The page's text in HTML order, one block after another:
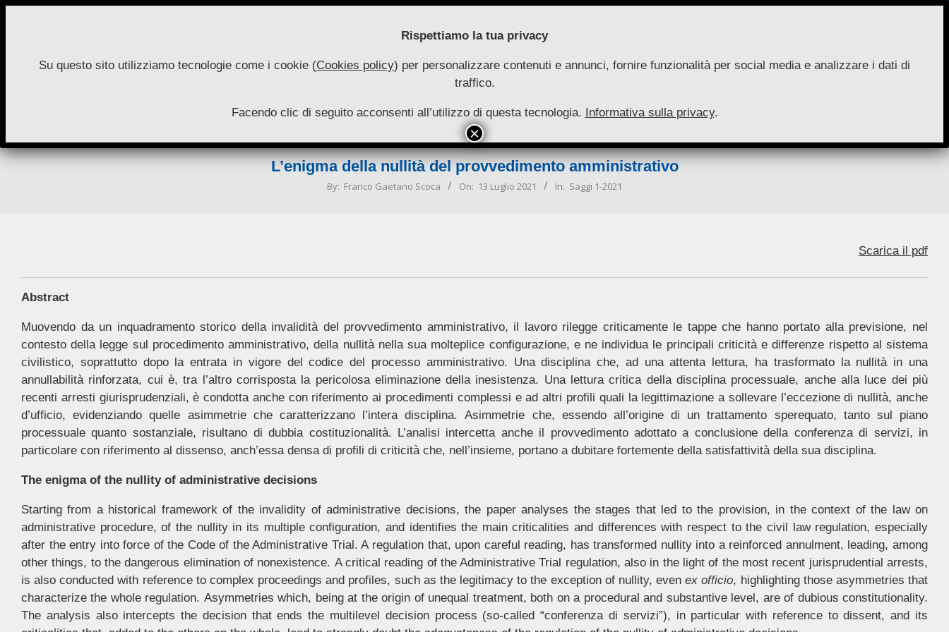
Skip
Autonomie
Primary
Navigation
Menu
COLLANA ARCHIVIO
L’enigma della nullità del provvedimento amministrativo
By: Franco Gaetano Scoca On: 13 Luglio 2021 In: Saggi 1-2021
Scarica il pdf
Abstract
Muovendo da un inquadramento storico della invalidità del provvedimento amministrativo, il lavoro rilegge criticamente le tappe che hanno portato alla previsione, nel
contesto della legge sul procedimento amministrativo, della nullità nella sua molteplice configurazione, e ne individua le principali criticità e differenze rispetto al sistema
civilistico, soprattutto dopo la entrata in vigore del codice del processo amministrativo. Una disciplina che, ad una attenta lettura, ha trasformato la nullità in una
annullabilità rinforzata, cui è, tra l’altro corrisposta la pericolosa eliminazione della inesistenza. Una lettura critica della disciplina processuale, anche alla luce dei più
recenti arresti giurisprudenziali, è condotta anche con riferimento ai procedimenti complessi e ad altri profili quali la legittimazione a sollevare l’eccezione di nullità, anche
d’ufficio, evidenziando quelle asimmetrie che caratterizzano l’intera disciplina. Asimmetrie che, essendo all’origine di un trattamento sperequato, tanto sul piano
processuale quanto sostanziale, risultano di dubbia costituzionalità. L’analisi intercetta anche il provvedimento adottato a conclusione della conferenza di servizi, in
particolare con riferimento al dissenso, anch’essa densa di profili di criticità che, nell’insieme, portano a dubitare fortemente della satisfattività della sua disciplina.
The enigma of the nullity of administrative decisions
Starting from a historical framework of the invalidity of administrative decisions, the paper analyses the stages that led to the provision, in the context of the law on
administrative procedure, of the nullity in its multiple configuration, and identifies the main criticalities and differences with respect to the civil law regulation, especially
after the entry into force of the Code of the Administrative Trial. A regulation that, upon careful reading, has transformed nullity into a reinforced annulment, leading, among
other things, to the dangerous elimination of nonexistence. A critical reading of the Administrative Trial regulation, also in the light of the most recent jurisprudential arrests,
is also conducted with reference to complex proceedings and profiles, such as the legitimacy to the exception of nullity, evenex officio, highlighting those asymmetries that
characterize the whole regulation. Asymmetries which, being at the origin of unequal treatment, both on a procedural and substantive level, are of dubious constitutionality.
The analysis also intercepts the decision that ends the multilevel decision process (so-called “conferenza di servizi”), in particular with reference to dissent, and its
Rispettiamo la tua privacy
Su questo sito utilizziamo tecnologie come i cookie (Cookies policy) per personalizzare contenuti e annunci, fornire funzionalità per social media e analizzare i dati di
traffico.
Facendo clic di seguito acconsenti all’utilizzo di questa tecnologia. Informativa sulla privacy.